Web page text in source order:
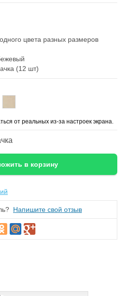
цвета разных размеров
(12 шт)
от реальных из-за настроек экрана.
Напишите свой отзыв